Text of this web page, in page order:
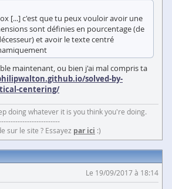
[...] c'est que tu peux vouloir avoir une
sont définies en pourcentage (de
et avoir le texte centré
maintenant, ou bien j'ai mal compris ta
solved-by-
centering/
doing whatever it is you think you're doing.
sur le site ? Essayez par ici :)
Le 19/09/2017 à 18:14